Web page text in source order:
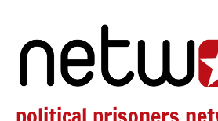
springen